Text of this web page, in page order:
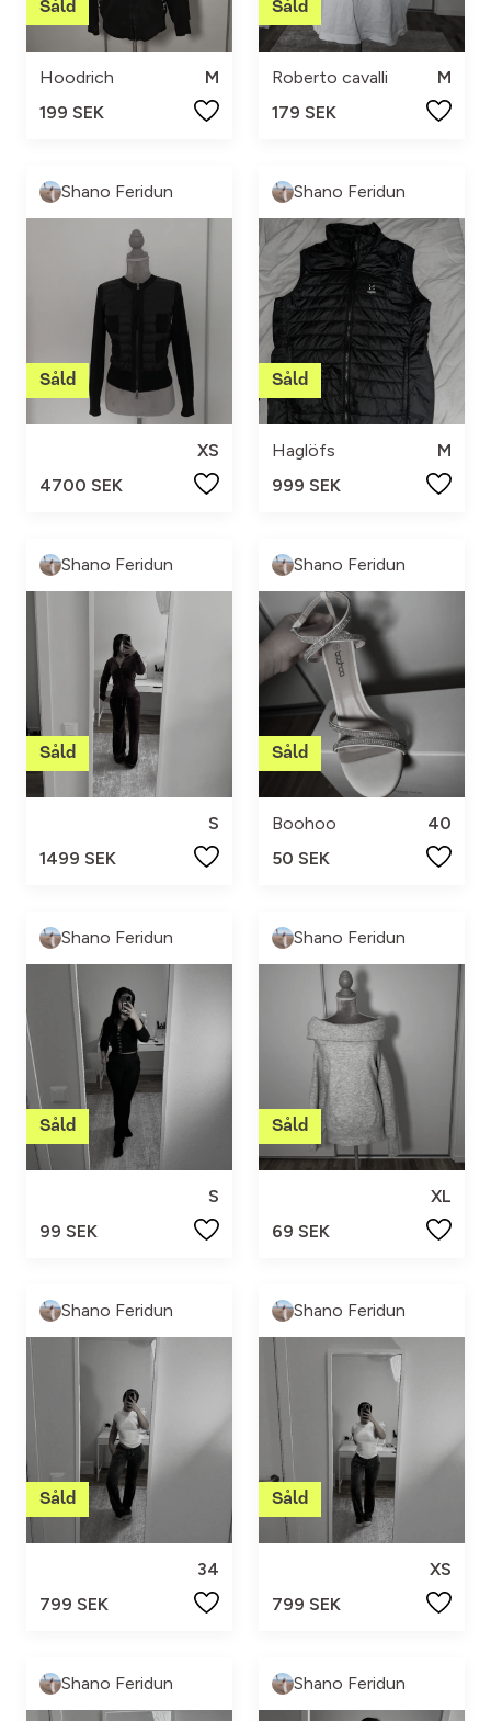
Hoodrich
M
199 SEK
Roberto cavalli
M
179 SEK
Shano Feridun
XS
4700 SEK
Shano Feridun
Haglöfs
M
999 SEK
Shano Feridun
S
1499 SEK
Shano Feridun
Boohoo
40
50 SEK
Shano Feridun
S
99 SEK
Shano Feridun
XL
69 SEK
Shano Feridun
34
799 SEK
Shano Feridun
XS
799 SEK
Shano Feridun Shano Feridun